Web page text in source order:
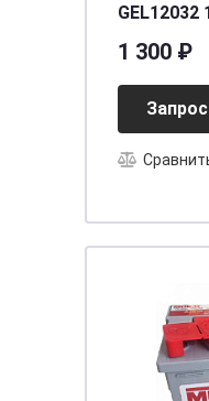
GEL12032 12V3,2AH (GT4B-5)
1 300 ₽